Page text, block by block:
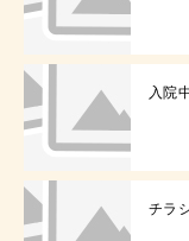
入院
チラ